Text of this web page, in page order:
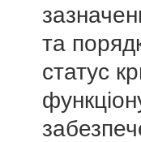
та
статус